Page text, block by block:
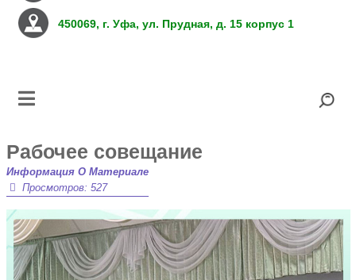
450069, г. Уфа, ул. Прудная, д. 15 корпус 1
Рабочее совещание
Информация О Материале
Просмотров: 527